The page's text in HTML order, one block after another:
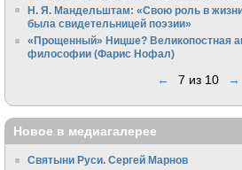
Н. Я. Мандельштам: «Свою pоль в жизни
была свидетельницей поэзии»
«Прощенный» Ницше? Великопостная
философии (Фарис Нофал)
← 7 из 10 →
Новое в медиагалерее
Святыни Руси. Сергей Марнов